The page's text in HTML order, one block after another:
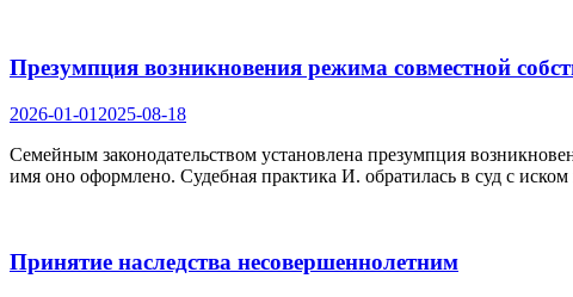
Презумпция возникновения режима совместной
2026-01-01 2025-08-18
Семейным законодательством установлена презумпция
имя оно оформлено. Судебная практика И. обратилась в суд с
Принятие наследства несовершеннолетним